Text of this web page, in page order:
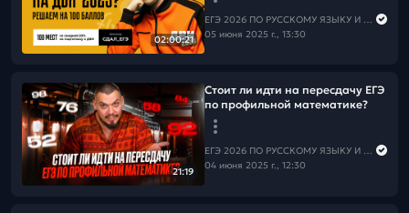
02:00:21
ЕГЭ 2026 ПО РУССКОМУ ЯЗЫКУ И МАТЕМАТИКЕ
05 июня 2025 г., 13:30
21:19
Стоит ли идти на пересдачу ЕГЭ
по профильной математике?
ЕГЭ 2026 ПО РУССКОМУ ЯЗЫКУ И МАТЕМАТИКЕ
04 июня 2025 г., 12:30